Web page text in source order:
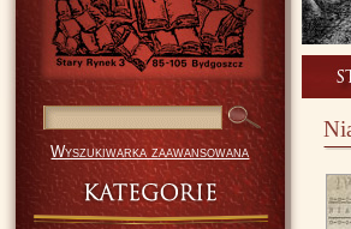
Wyszukiwarka zaawansowana